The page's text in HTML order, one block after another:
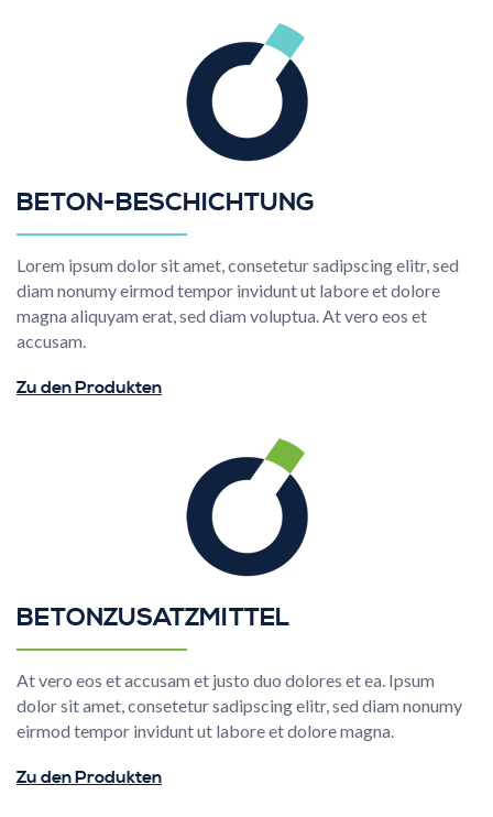
BETON-BESCHICHTUNG
Lorem ipsum dolor sit amet, consetetur sadipscing elitr, sed
diam nonumy eirmod tempor invidunt ut labore et dolore
magna aliquyam erat, sed diam voluptua. At vero eos et
accusam.
Zu den Produkten
BETONZUSATZMITTEL
At vero eos et accusam et justo duo dolores et ea. Ipsum
dolor sit amet, consetetur sadipscing elitr, sed diam nonumy
eirmod tempor invidunt ut labore et dolore magna.
Zu den Produkten